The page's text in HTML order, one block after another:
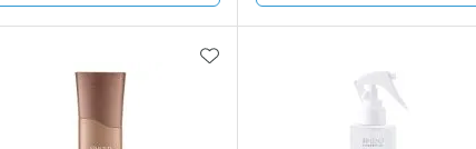
FECHAR
FECHAR
Menos Laboratório
Por Menos
ADICIONAR AOS FAVORITOS